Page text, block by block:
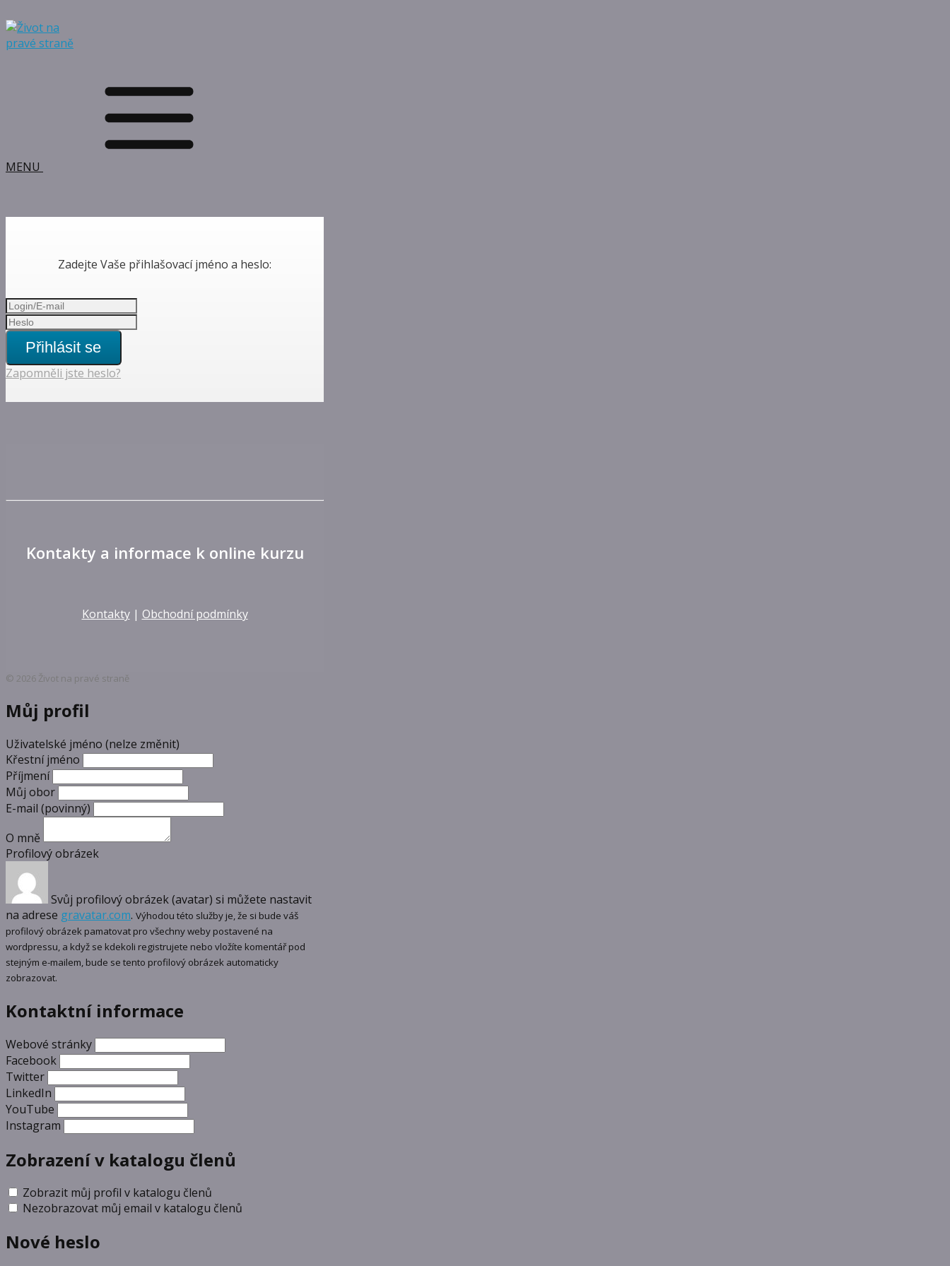
MENU
Zadejte Vaše přihlašovací jméno a heslo:
Přihlásit se
Zapomněli jste heslo?
Kontakty a informace k online kurzu
Kontakty| Obchodní podmínky
© 2026 Život na pravé straně
Můj profil
Uživatelské jméno (nelze změnit)
Křestní jméno
Příjmení
Můj obor
E-mail (povinný)
O mně
Profilový obrázek
Svůj profilový obrázek (avatar) si můžete nastavit
na adrese gravatar.com. Výhodou této služby je, že si bude váš
profilový obrázek pamatovat pro všechny weby postavené na
wordpressu, a když se kdekoli registrujete nebo vložíte komentář pod
stejným e-mailem, bude se tento profilový obrázek automaticky
zobrazovat.
Kontaktní informace
Webové stránky
Facebook
Twitter
LinkedIn
YouTube
Instagram
Zobrazení v katalogu členů
Zobrazit můj profil v katalogu členů
Nezobrazovat můj email v katalogu členů
Nové heslo